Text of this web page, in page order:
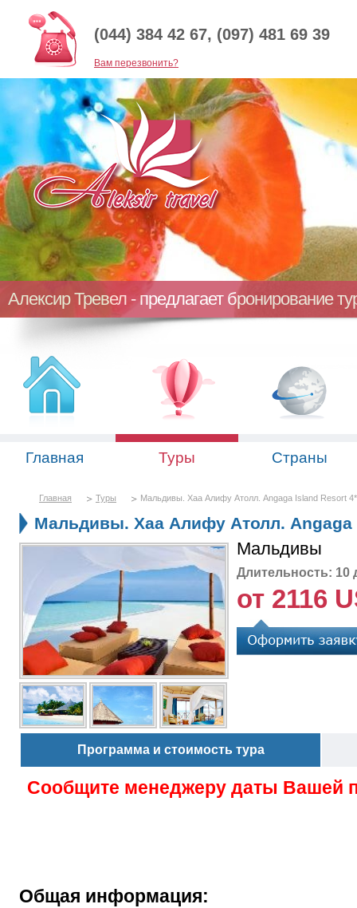
(044) 384 42 67, (097) 481 69 39
Baм перезвонить?
Алексир Тревел - предлагает бронирование
Главная Туры Страны
Главная Туры Мальдивы. Хаа Алифу Атолл. Angaga Island Resort 4*
Мальдивы. Хаа Алифу Атолл. Angaga
Мальдивы
Длительность: 10
от 2116
Программа и стоимость тура
Сообщите менеджеру даты Вашей
Общая информация: